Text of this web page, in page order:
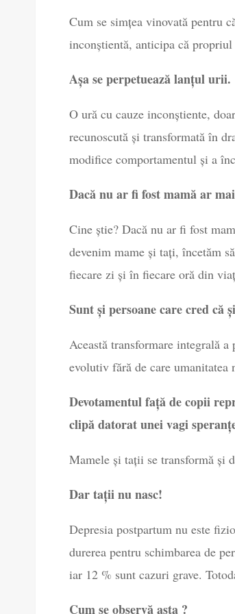
Cum se simțea vinovată pentru
inconștientă, anticipa că
Așa se perpetuează lanțul urii.
O ură cu cauze inconștiente,
recunoscută și transformată în
modifice comportamentul și a
Dacă nu ar fi fost mamă ar
Cine știe? Dacă nu ar fi fost
devenim mame și tați, încetăm
fiecare zi și în fiecare oră din
Sunt și persoane care cred că
Această transformare integrală
evolutiv fără de care umanitatea
Devotamentul față de copii
clipă datorat unei vagi
Mamele și tații se transformă și
Dar tații nu nasc!
Depresia postpartum nu este
durerea pentru schimbarea de
iar 12 % sunt cazuri grave.
Cum se observă asta ?